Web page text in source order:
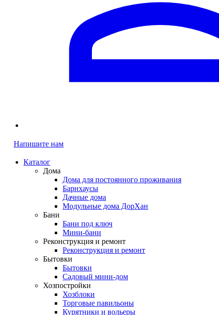
Напишите нам
Каталог
Дома
Дома для постоянного проживания
Барнхаусы
Дачные дома
Модульные дома ДорХан
Бани
Бани под ключ
Мини-бани
Реконструкция и ремонт
Реконструкция и ремонт
Бытовки
Бытовки
Садовый мини-дом
Хозпостройки
Хозблоки
Торговые павильоны
Курятники и вольеры